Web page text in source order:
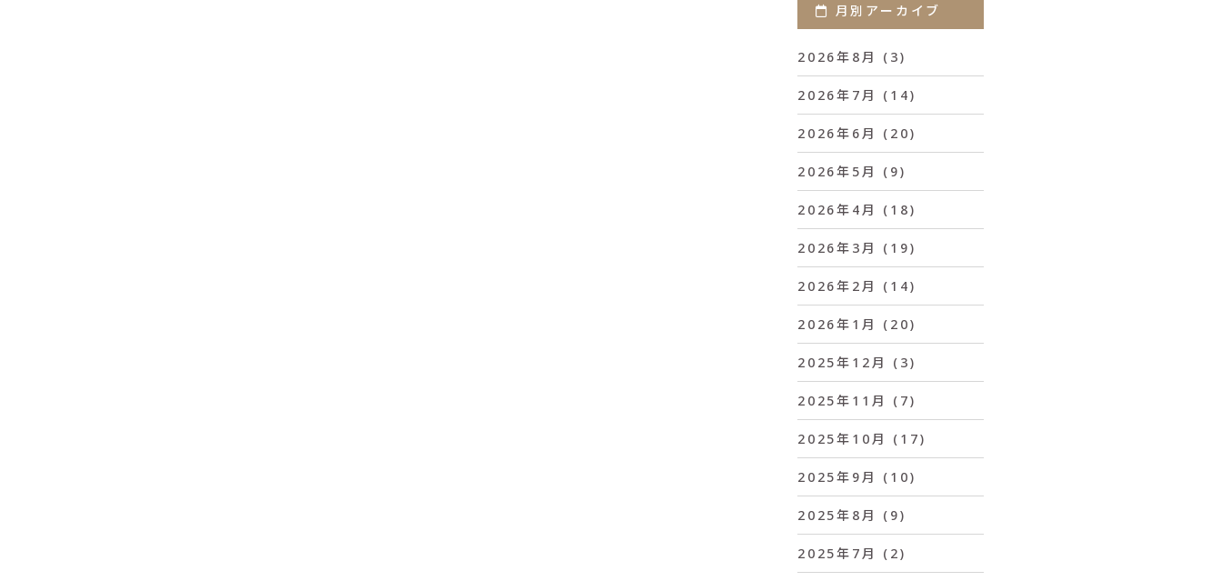
月別アーカイブ
2026年8月 (3)
2026年7月 (14)
2026年6月 (20)
2026年5月 (9)
2026年4月 (18)
2026年3月 (19)
2026年2月 (14)
2026年1月 (20)
2025年12月 (3)
2025年11月 (7)
2025年10月 (17)
2025年9月 (10)
2025年8月 (9)
2025年7月 (2)